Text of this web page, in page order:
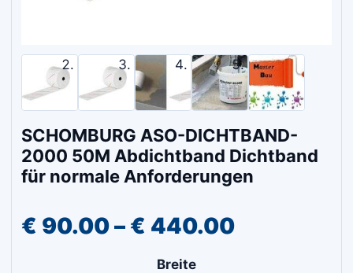
SCHOMBURG ASO-DICHTBAND-
2000 50M Abdichtband Dichtband
für normale Anforderungen
€ 90.00– € 440.00
Breite